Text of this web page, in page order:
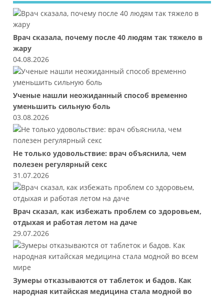
Врач сказала, почему после 40 людям так тяжело в
жару
04.08.2026
Ученые нашли неожиданный способ временно
уменьшить сильную боль
03.08.2026
Не только удовольствие: врач объяснила, чем
полезен регулярный секс
31.07.2026
Врач сказал, как избежать проблем со здоровьем,
отдыхая и работая летом на даче
29.07.2026
Зумеры отказываются от таблеток и бадов. Как
народная китайская медицина стала модной во